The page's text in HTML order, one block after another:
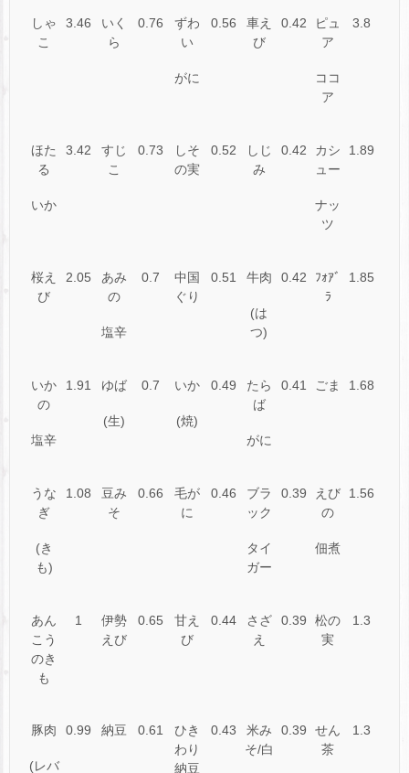
しゃ
こ
3.46
いく
ら
0.76
ずわ
い
がに
0.56
車え
び
0.42
ピュ
ア
ココ
ア
3.8
ほた
る
いか
3.42
すじ
こ
0.73
しそ
の実
0.52
しじ
み
0.42
カシ
ュー
ナッ
ツ
1.89
桜え
び
2.05
あみ
の
塩辛
0.7
中国
ぐり
0.51 牛肉
(は
つ)
0.42
ﾌｫｱﾞ
ﾗ
1.85
いか
の
塩辛
1.91 ゆば
(生)
0.7 いか
(焼)
0.49
たら
ば
がに
0.41 ごま 1.68
うな
ぎ
(き
も)
1.08
豆み
そ
0.66
毛が
に
0.46
ブラ
ック
タイ
ガー
0.39
えび
の
佃煮
1.56
あん
こう
のき
も
1
伊勢
えび
0.65
甘え
び
0.44
さざ
え
0.39
松の
実
1.3
豚肉
(レバ
0.99 納豆 0.61
ひき
わり
納豆
0.43
米み
そ/白
0.39
せん
茶
1.3